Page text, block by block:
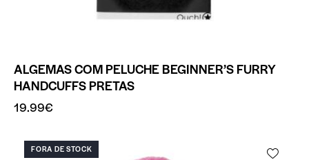
ALGEMAS COM PELUCHE BEGINNER’S FURRY
HANDCUFFS PRETAS
19.99€
FORA DE STOCK